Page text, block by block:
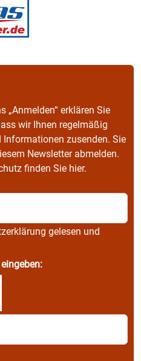
„Anmelden“ erklären Sie
wir Ihnen regelmäßig
zusenden. Sie
Newsletter abmelden.
finden Sie hier.
gelesen und